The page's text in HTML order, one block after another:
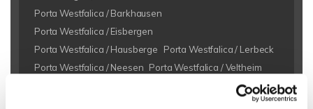
Porta Westfalica / Barkhausen
Porta Westfalica / Eisbergen
Porta Westfalica / Hausberge
Porta Westfalica / Lerbeck
Porta Westfalica / Neesen Porta Westfalica / Veltheim
Vlotho